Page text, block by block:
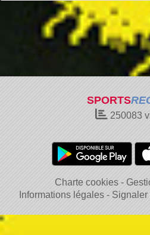
SPORTS
250083
Charte cookies
Informations légales
Signaler